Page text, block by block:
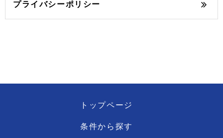
プライバシーポリシー
トップページ
条件から探す